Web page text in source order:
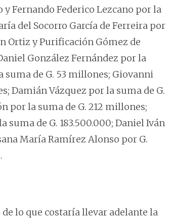
Fernando Federico Lezcano por la
del Socorro García de Ferreira por
Ortiz y Purificación Gómez de
González Fernández por la
suma de G. 53 millones; Giovanni
Damián Vázquez por la suma de G.
por la suma de G. 212 millones;
suma de G. 183.500.000; Daniel Iván
María Ramírez Alonso por G.
lo que costaría llevar adelante la